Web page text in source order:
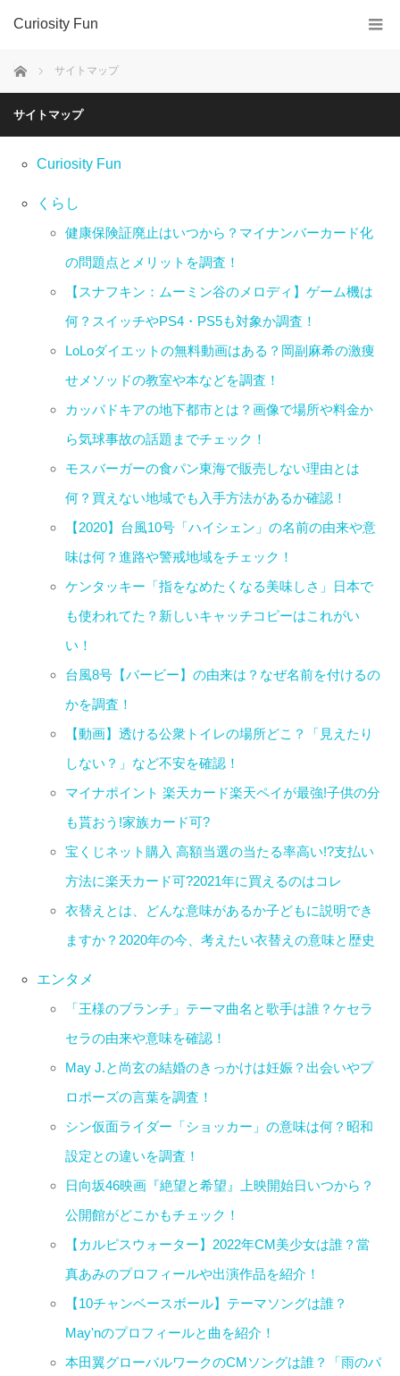
Curiosity Fun
ホーム サイトマップ
サイトマップ
Curiosity Fun
くらし
健康保険証廃止はいつから？マイナンバーカード化
の問題点とメリットを調査！
【スナフキン：ムーミン谷のメロディ】ゲーム機は
何？スイッチやPS4・PS5も対象か調査！
LoLoダイエットの無料動画はある？岡副麻希の激痩
せメソッドの教室や本などを調査！
カッパドキアの地下都市とは？画像で場所や料金か
ら気球事故の話題までチェック！
モスバーガーの食パン東海で販売しない理由とは
何？買えない地域でも入手方法があるか確認！
【2020】台風10号「ハイシェン」の名前の由来や意
味は何？進路や警戒地域をチェック！
ケンタッキー「指をなめたくなる美味しさ」日本で
も使われてた？新しいキャッチコピーはこれがい
い！
台風8号【バービー】の由来は？なぜ名前を付けるの
かを調査！
【動画】透ける公衆トイレの場所どこ？「見えたり
しない？」など不安を確認！
マイナポイント 楽天カード楽天ペイが最強!子供の分
も貰おう!家族カード可?
宝くじネット購入 高額当選の当たる率高い!?支払い
方法に楽天カード可?2021年に買えるのはコレ
衣替えとは、どんな意味があるか子どもに説明でき
ますか？2020年の今、考えたい衣替えの意味と歴史
エンタメ
「王様のブランチ」テーマ曲名と歌手は誰？ケセラ
セラの由来や意味を確認！
May J.と尚玄の結婚のきっかけは妊娠？出会いやプ
ロポーズの言葉を調査！
シン仮面ライダー「ショッカー」の意味は何？昭和
設定との違いを調査！
日向坂46映画『絶望と希望』上映開始日いつから？
公開館がどこかもチェック！
【カルピスウォーター】2022年CM美少女は誰？當
真あみのプロフィールや出演作品を紹介！
【10チャンベースボール】テーマソングは誰？
May'nのプロフィールと曲を紹介！
本田翼グローバルワークのCMソングは誰？「雨のパ